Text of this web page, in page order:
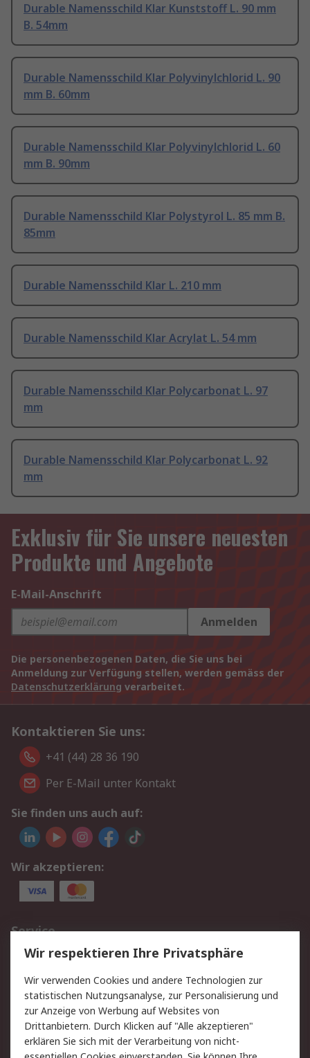
Durable Namensschild Klar Kunststoff L. 90 mm
B. 54mm
Durable Namensschild Klar Polyvinylchlorid L. 90
mm B. 60mm
Durable Namensschild Klar Polyvinylchlorid L. 60
mm B. 90mm
Durable Namensschild Klar Polystyrol L. 85 mm B.
85mm
Durable Namensschild Klar L. 210 mm
Durable Namensschild Klar Acrylat L. 54 mm
Durable Namensschild Klar Polycarbonat L. 97
mm
Durable Namensschild Klar Polycarbonat L. 92
mm
Exklusiv für Sie unsere neuesten
Produkte und Angebote
E-Mail-Anschrift
Anmelden
Die personenbezogenen Daten, die Sie uns bei
Anmeldung zur Verfügung stellen, werden gemäss der
Datenschutzerklärung verarbeitet.
Kontaktieren Sie uns:
+41 (44) 28 36 190
Per E-Mail unter Kontakt
Sie finden uns auch auf:
Wir akzeptieren:
Service
Value Added Services
Lieferlösungen
Rücksendungen
Kontakt
Hilfe
Rechtliches
Wir respektieren Ihre Privatsphäre
Wir verwenden Cookies und andere Technologien zur
statistischen Nutzungsanalyse, zur Personalisierung und
zur Anzeige von Werbung auf Websites von
Drittanbietern. Durch Klicken auf "Alle akzeptieren"
erklären Sie sich mit der Verarbeitung von nicht-